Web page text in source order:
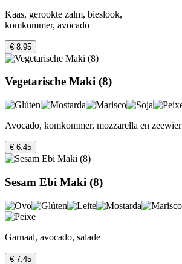
Kaas, gerookte zalm, bieslook,
komkommer, avocado
€ 8.95
Vegetarische Maki (8)
Avocado, komkommer, mozzarella en zeewier
€ 6.45
Sesam Ebi Maki (8)
Garnaal, avocado, salade
€ 7.45